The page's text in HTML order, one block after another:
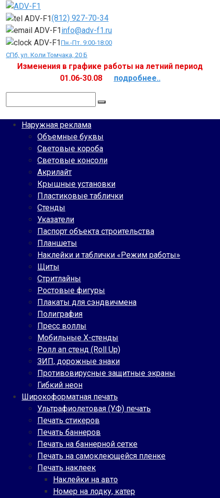
Перейти
контенту
(812) 927-70-34
info@adv-f1.ru
Пн.-Пт. 9:00-18:00
СПб, ул. Коли Томчака, 20 Б
Изменения в графике работы на летний период
01.06-30.08 подробнее..
Наружная реклама
Объемные буквы
Световые короба
Световые консоли
Акрилайт
Крышные установки
Пластиковые таблички
Стенды
Указатели
Паспорт объекта строительства
Планшеты
Наклейки и таблички «Режим работы»
Щиты
Стритлайны
Ростовые фигуры
Плакаты для сэндвичмена
Полиграфия
Пресс воллы
Мобильные Х-стенды
Ролл ап стенд (Roll Up)
ЗИП, дорожные знаки
Противовирусные защитные экраны
Гибкий неон
Широкоформатная печать
Ультрафиолетовая (УФ) печать
Печать стикеров
Печать баннеров
Печать на баннерной сетке
Печать на самоклеющейся пленке
Печать наклеек
Наклейки на авто
Номер на лодку, катер